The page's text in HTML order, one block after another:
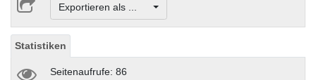
Exportieren als ...
Statistiken
Seitenaufrufe: 86